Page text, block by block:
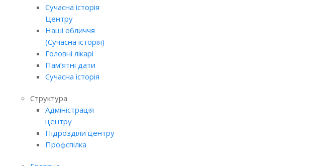
Сучасна історія
Центру
Наші обличчя
(Сучасна історія)
Головні лікарі
Пам’ятні дати
Сучасна історія
Структура
Адміністрація
центру
Підрозділи центру
Профспілка